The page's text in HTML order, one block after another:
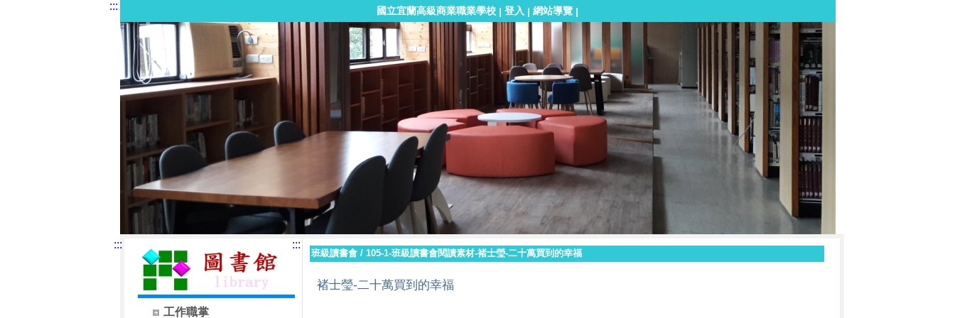
::: 國立宜蘭高級商業職業學校 | 登入 | 網站導覽 |
:::
工作職掌
:::
班級讀書會/ 105-1-班級讀書會閱讀素材-褚士瑩-二十萬買到的幸福
褚士瑩-二十萬買到的幸福